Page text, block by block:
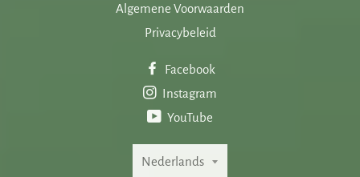
Algemene Voorwaarden
Privacybeleid
Facebook
Instagram
YouTube
Taal
Nederlands